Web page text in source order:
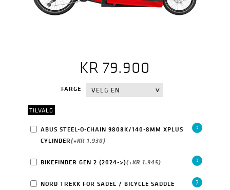
KR 79.900
FARGE
TILVALG
ABUS STEEL-O-CHAIN 9808K/140-8MM XPLUS
CYLINDER(+KR1.930)
?
BIKEFINDER GEN 2 (2024->)(+KR1.945) ?
NORD TREKK FOR SADEL / BICYCLE SADDLE
?